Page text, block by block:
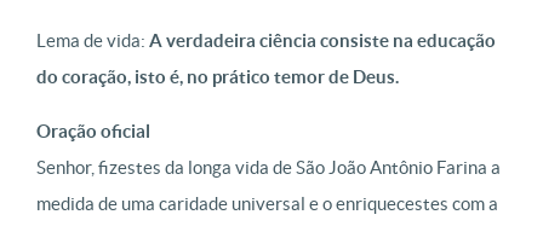
Lema de vida: A verdadeira ciência consiste na educação
do coração, isto é, no prático temor de Deus.
Oração oficial
Senhor, fizestes da longa vida de São João Antônio Farina a
medida de uma caridade universal e o enriquecestes com a